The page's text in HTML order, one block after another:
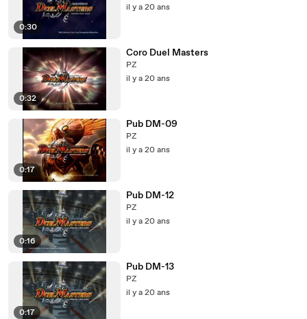
0:30
il y a 20 ans
0:32
Coro Duel Masters
PZ
il y a 20 ans
0:17
Pub DM-09
PZ
il y a 20 ans
0:16
Pub DM-12
PZ
il y a 20 ans
0:17
Pub DM-13
PZ
il y a 20 ans